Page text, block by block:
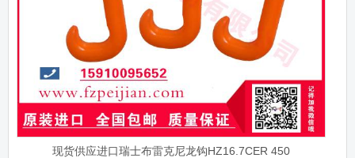
现货供应进口瑞士布雷克尼龙钩HZ16.7CER 450